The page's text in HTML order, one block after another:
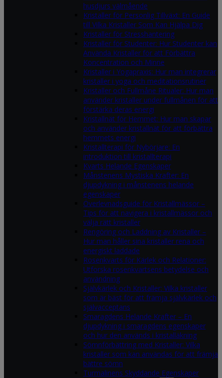
husdjurs välmående
Kristaller för Personlig Tillväxt: En Guide
till Vilka Kristaller Som Kan Hjälpa Dig
Kristaller för Stresshantering
Kristaller för Studenter: Hur Studenter kan
Använda Kristaller för att Förbättra
Koncentration och Minne
Kristaller i Yogapraxis: Hur man integrerar
kristaller i yoga och meditationsrutiner
Kristaller och Fullmåne Ritualer: Hur man
använder kristaller under fullmånen för att
förstärka deras energi
Kristallnät för Hemmet: Hur man skapar
och använder kristallnät för att förbättra
hemmets energi
Kristallterapi för Nybörjare: En
introduktion till kristallterapi
Kvarts Helande Egenskaper
Månstenens Mystiska Krafter: En
djupdykning i månstenens helande
egenskaper
Överlevnadsguide för Kristallmässor –
Tips för att navigera i kristallmässor och
välja rätt kristaller
Rengöring och Laddning av Kristaller –
Hur man håller sina kristaller rena och
energiskt laddade
Rosenkvarts för Kärlek och Relationer:
Utforska rosenkvartsens betydelse och
användning
Självkärlek och Kristaller: Vilka kristaller
som är bäst för att främja självkärlek och
självacceptans
Smaragdens Helande Krafter – En
djupdykning i smaragdens egenskaper
och hur den används i kristalläkning
Sömnförbättring med Kristaller: Vilka
kristaller som kan användas för att främja
bättre sömn
Turmalinens Skyddande Egenskaper